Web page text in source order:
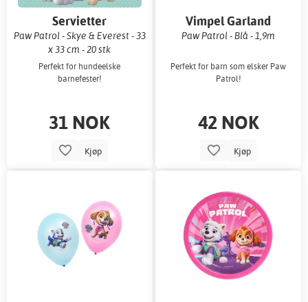
Servietter
Paw Patrol - Skye & Everest - 33
x 33 cm - 20 stk
Perfekt for hundeelske
barnefester!
31 NOK
Kjøp
Vimpel Garland
Paw Patrol - Blå - 1,9m
Perfekt for barn som elsker Paw
Patrol!
42 NOK
Kjøp